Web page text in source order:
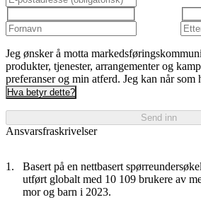
Jeg ønsker å motta
produkter, tjenester, arrangementer og
preferanser og min atferd. Jeg kan når som
Hva betyr dette?
Send inn
Ansvarsfraskrivelser
Basert på en nettbasert
utført globalt med 10 109 brukere av
mor og barn i 2023.